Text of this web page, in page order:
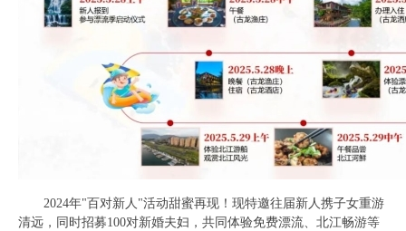
2024年"百对新人"活动甜蜜再现！现特邀往届新人携子女重游
清远，同时招募100对新婚夫妇，共同体验免费漂流、北江畅游等